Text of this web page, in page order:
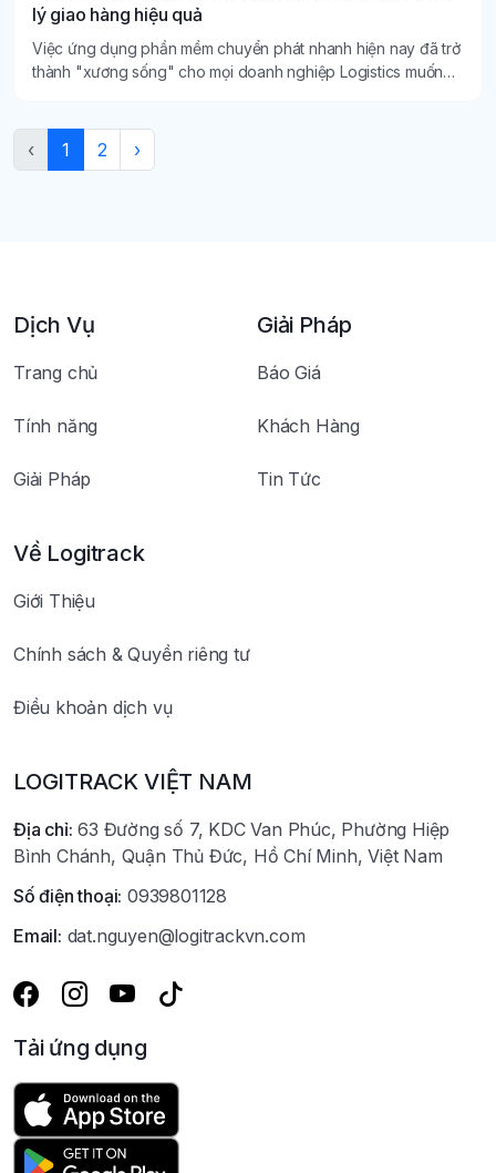
lý giao hàng hiệu quả
Việc ứng dụng phần mềm chuyển phát nhanh hiện nay đã trở
thành "xương sống" cho mọi doanh nghiệp Logistics muốn
‹ 1 2 ›
Dịch Vụ
Trang chủ
Tính năng
Giải Pháp
Giải Pháp
Báo Giá
Khách Hàng
Tin Tức
Về Logitrack
Giới Thiệu
Chính sách & Quyền riêng tư
Điều khoản dịch vụ
LOGITRACK VIỆT NAM
Địa chỉ: 63 Đường số 7, KDC Van Phúc, Phường Hiệp
Bình Chánh, Quận Thủ Đức, Hồ Chí Minh, Việt Nam
Số điện thoại: 0939801128
Email: dat.nguyen@logitrackvn.com
Tải ứng dụng